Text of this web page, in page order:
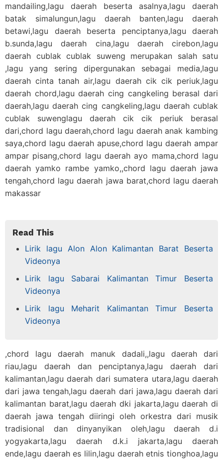
mandailing,lagu daerah beserta asalnya,lagu daerah
batak simalungun,lagu daerah banten,lagu daerah
betawi,lagu daerah beserta penciptanya,lagu daerah
b.sunda,lagu daerah cina,lagu daerah cirebon,lagu
daerah cublak cublak suweng merupakan salah satu
,lagu yang sering dipergunakan sebagai media,lagu
daerah cinta tanah air,lagu daerah cik cik periuk,lagu
daerah chord,lagu daerah cing cangkeling berasal dari
daerah,lagu daerah cing cangkeling,lagu daerah cublak
cublak suwenglagu daerah cik cik periuk berasal
dari,chord lagu daerah,chord lagu daerah anak kambing
saya,chord lagu daerah apuse,chord lagu daerah ampar
ampar pisang,chord lagu daerah ayo mama,chord lagu
daerah yamko rambe yamko,,chord lagu daerah jawa
tengah,chord lagu daerah jawa barat,chord lagu daerah
makassar
Read This
Lirik lagu Alon Alon Kalimantan Barat Beserta
Videonya
Lirik lagu Sabarai Kalimantan Timur Beserta
Videonya
Lirik lagu Meharit Kalimantan Timur Beserta
Videonya
,chord lagu daerah manuk dadali,,lagu daerah dari
riau,lagu daerah dan penciptanya,lagu daerah dari
kalimantan,lagu daerah dari sumatera utara,lagu daerah
dari jawa tengah,lagu daerah dari jawa,lagu daerah dari
kalimantan barat,lagu daerah dki jakarta,lagu daerah di
daerah jawa tengah diiringi oleh orkestra dari musik
tradisional dan dinyanyikan oleh,lagu daerah d.i
yogyakarta,lagu daerah d.k.i jakarta,lagu daerah
ende,lagu daerah es lilin,lagu daerah etnis tionghoa,lagu